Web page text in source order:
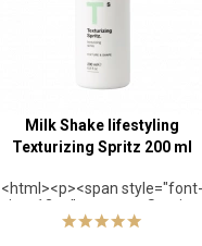
Milk Shake lifestyling
Texturizing Spritz 200 ml
<html><p><span style="font-
size: 12pt;"><strong>Sprej na
objem vlasov.</strong></span>